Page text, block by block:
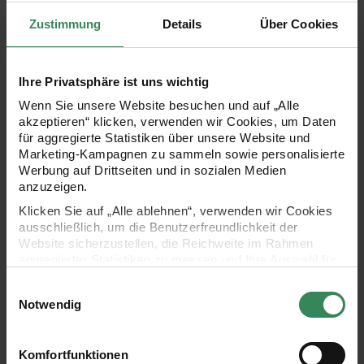
Zustimmung Details Über Cookies
Ihre Privatsphäre ist uns wichtig
Wenn Sie unsere Website besuchen und auf „Alle
akzeptieren“ klicken, verwenden wir Cookies, um Daten
für aggregierte Statistiken über unsere Website und
Marketing-Kampagnen zu sammeln sowie personalisierte
Werbung auf Drittseiten und in sozialen Medien
anzuzeigen.
Klicken Sie auf „Alle ablehnen“, verwenden wir Cookies
ausschließlich, um die Benutzerfreundlichkeit der
Website sicherzustellen, die Reichweite im Rahmen
Ihre Einwilligung ist freiwillig und kann jederzeit über den
Link „Cookie-Einstellungen“ im Fußbereich der Seite
verwendeten Technologien und den Empfängern der
Notwendig
Komfortfunktionen